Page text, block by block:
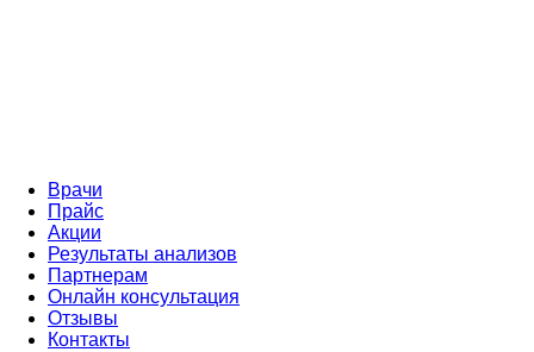
Врачи
Прайс
Акции
Результаты анализов
Партнерам
Онлайн консультация
Отзывы
Контакты